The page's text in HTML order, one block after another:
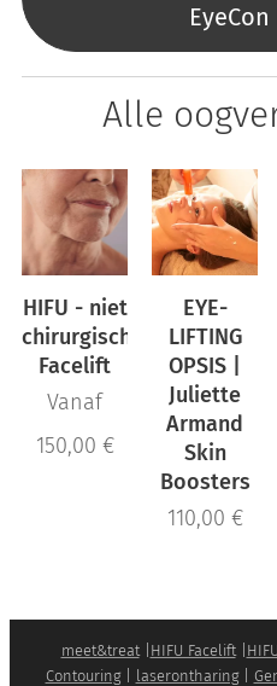
Alle
HIFU - niet
chirurgische
Facelift
Vanaf
150,00 €
EYE-
LIFTING
OPSIS |
Juliette
Armand
Skin
Boosters
110,00 €
meet&treat| HIFU Facelift|
Contouring| laserontharing|